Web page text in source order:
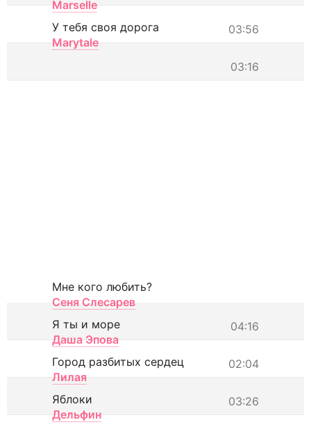
Marselle
03:56
У тебя своя дорога
Marytale
03:16
Мне кого любить?
Сеня Слесарев
04:16
Я ты и море
Даша Эпова
02:04
Город разбитых сердец
Лилая
03:26
Яблоки
Дельфин